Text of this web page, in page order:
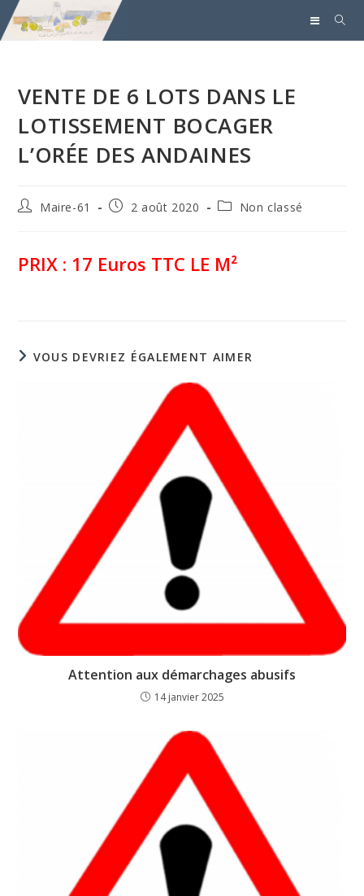
VENTE DE 6 LOTS DANS LE
LOTISSEMENT BOCAGER
L’ORÉE DES ANDAINES
Maire-61 2 août 2020 Non classé
PRIX : 17 Euros TTC LE M²
VOUS DEVRIEZ ÉGALEMENT AIMER
Attention aux démarchages abusifs
14 janvier 2025